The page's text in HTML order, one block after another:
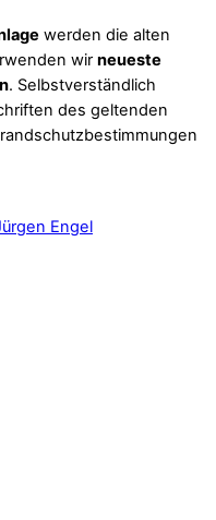
werden die alten
wir neueste
. Selbstverständlich
des geltenden
Engel